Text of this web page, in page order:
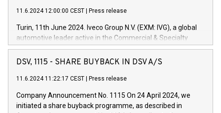
11.6.2024 12:00:00 CEST Press release
Turin, 11th June 2024. Iveco Group N.V. (EXM: IVG), a global
automotive leader active in the Commercial & Specialty
Vehicles, Powertrain and related Financial Services arenas,
has successfully signed a term loan facility of 150 million
new projects in Italy dedicated to research, development and
by CDP, Iveco Group will develop innovative technologies and
architectures in the field of electric propulsion and further
DSV, 1115 - SHARE BUYBACK IN DSV A/S
11.6.2024 11:22:17 CEST Press release
Company Announcement No. 1115 On 24 April 2024, we
initiated a share buyback programme, as described in